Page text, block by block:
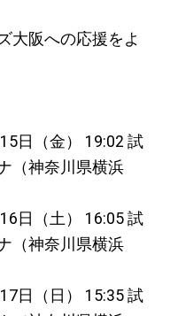
大阪への応援をよ
日（金） 19:02 試
神奈川県横浜
日（土） 16:05 試
神奈川県横浜
日（日） 15:35 試